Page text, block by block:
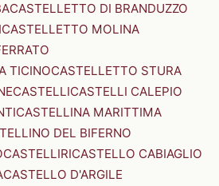
CASTELLETTO DI BRANDUZZO
CASTELLETTO MOLINA
TICINOCASTELLETTO STURA
CASTELLICASTELLI CALEPIO
CASTELLINA MARITTIMA
DEL BIFERNO
CASTELLIRICASTELLO CABIAGLIO
CASTELLO D'ARGILE